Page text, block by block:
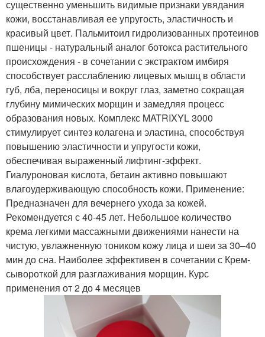
существенно уменьшить видимые признаки увядания
кожи, восстанавливая ее упругость, эластичность и
красивый цвет. Пальмитоил гидролизованных протеинов
пшеницы - натуральный аналог ботокса растительного
происхождения - в сочетании с экстрактом имбиря
способствует расслаблению лицевых мышц в области
губ, лба, переносицы и вокруг глаз, заметно сокращая
глубину мимических морщин и замедляя процесс
образования новых. Комплекс MATRIXYL 3000
стимулирует синтез колагена и эластина, способствуя
повышению эластичности и упругости кожи,
обеспечивая выраженный лифтинг-эффект.
Гиалуроновая кислота, бетаин активно повышают
влагоудерживающую способность кожи. Применение:
Предназначен для вечернего ухода за кожей.
Рекомендуется с 40-45 лет. Небольшое количество
крема легкими массажными движениями нанести на
чистую, увлажненную тоником кожу лица и шеи за 30–40
мин до сна. Наиболее эффективен в сочетании с Крем-
сывороткой для разглаживания морщин. Курс
применения от 2 до 4 месяцев